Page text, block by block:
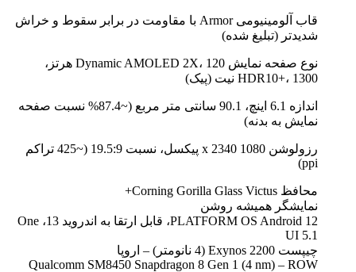
قاب آلومینیومی Armor با مقاومت در برابر سقوط و خراش
شدیدتر (تبلیغ شده)
نوع صفحه نمایش Dynamic AMOLED 2X، 120 هرتز،
HDR10+، 1300 نیت (پیک)
اندازه 6.1 اینچ، 90.1 سانتی متر مربع (~87.4% نسبت صفحه
نمایش به بدنه)
رزولوشن 1080 x 2340 پیکسل، نسبت 19.5:9 (~425 تراکم
ppi)
محافظ Corning Gorilla Glass Victus+
نمایشگر همیشه روشن
PLATFORM OS Android 12، قابل ارتقا به اندروید 13، One
UI 5.1
چیپست Exynos 2200 (4 نانومتر) – اروپا
Qualcomm SM8450 Snapdragon 8 Gen 1 (4 nm) – ROW